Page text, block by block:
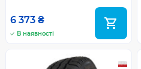
6 373 ₴
В наявності